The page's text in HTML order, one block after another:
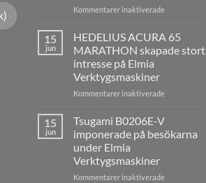
Kommentarer inaktiverade
QUASER
MV3
med
ESAB
Laxå
15
jun
HEDELIUS ACURA 65
MARATHON skapade stort
intresse på Elmia
Verktygsmaskiner
Kommentarer inaktiverade
ACURA
MARATHON
15
jun
Tsugami B0206E-V
imponerade på besökarna
under Elmia
Verktygsmaskiner
Kommentarer inaktiverade